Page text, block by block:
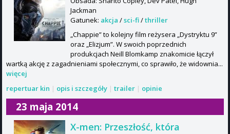
Jackman
Gatunek: akcja /sci-fi/thriller
„Chappie” to kolejny film reżysera „Dystryktu 9”
oraz „Elizjum”. W swoich poprzednich
produkcjach Neill Blomkamp znakomicie łączył
wartką akcję z zagadnieniami społecznymi, co sprawiło, że widownia...
więcej
repertuar kin | opis i szczegóły | trailer | opinie
23 maja 2014
X-men: Przeszłość, która